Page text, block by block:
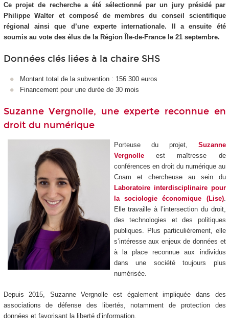
Ce projet de recherche a été sélectionné par un jury présidé par
Philippe Walter et composé de membres du conseil scientifique
régional ainsi que d’une experte internationale. Il a ensuite été
soumis au vote des élus de la Région Île-de-France le 21 septembre.
Données clés liées à la chaire SHS
Montant total de la subvention : 156 300 euros
Financement pour une durée de 30 mois
Suzanne Vergnolle, une experte reconnue en
droit du numérique
Porteuse du projet, Suzanne
Vergnolleest maîtresse de
conférences en droit du numérique au
Cnam et chercheuse au sein du
Laboratoire interdisciplinaire pour
la sociologie économique (Lise).
Elle travaille à l’intersection du droit,
des technologies et des politiques
publiques. Plus particulièrement, elle
s’intéresse aux enjeux de données et
à la place reconnue aux individus
dans une société toujours plus
numérisée.
Depuis 2015, Suzanne Vergnolle est également impliquée dans des
associations de défense des libertés, notamment de protection des
données et favorisant la liberté d’information.